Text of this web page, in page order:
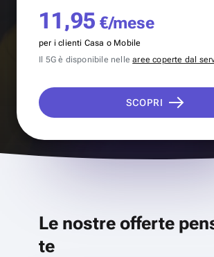
11,95 €/mese
per i clienti Casa o Mobile
Il 5G è disponibile nellearee coperte dal
SCOPRI
Le nostre offerte
te